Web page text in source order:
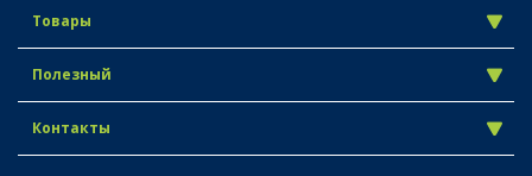
Товары
Полезный
Контакты